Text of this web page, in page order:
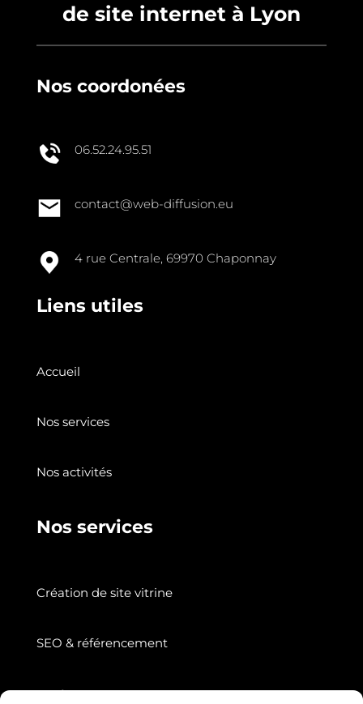
de site internet à Lyon
Nos coordonées
06.52.24.95.51
contact@web-diffusion.eu
4 rue Centrale, 69970 Chaponnay
Liens utiles
Accueil
Nos services
Nos activités
Nos services
Création de site vitrine
SEO & référencement
Suivez nous